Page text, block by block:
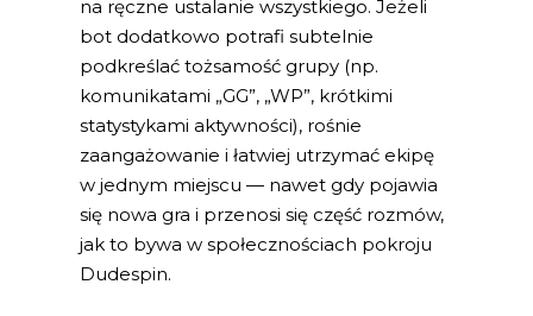
na ręczne ustalanie wszystkiego. Jeżeli
bot dodatkowo potrafi subtelnie
podkreślać tożsamość grupy (np.
komunikatami „GG”, „WP”, krótkimi
statystykami aktywności), rośnie
zaangażowanie i łatwiej utrzymać ekipę
w jednym miejscu — nawet gdy pojawia
się nowa gra i przenosi się część rozmów,
jak to bywa w społecznościach pokroju
Dudespin.